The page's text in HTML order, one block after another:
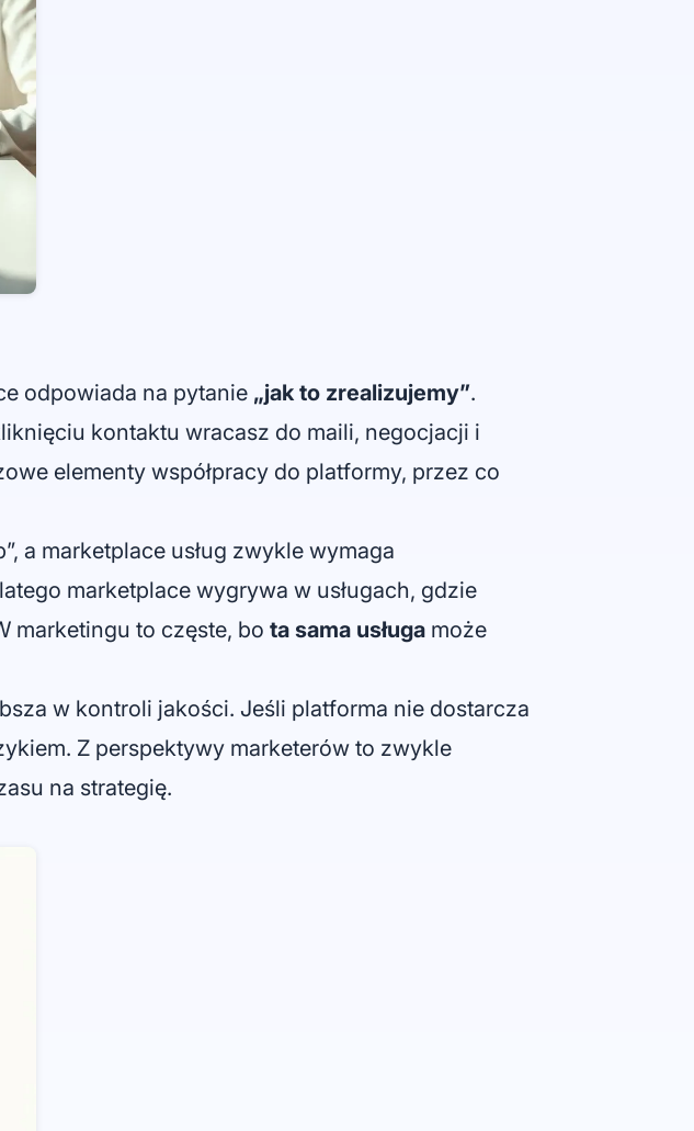
odpowiada na pytanie „jak to zrealizujemy”.
kontaktu wracasz do maili, negocjacji i
elementy współpracy do platformy, przez co
a marketplace usług zwykle wymaga
marketplace wygrywa w usługach, gdzie
marketingu to częste, bo ta sama usługa może
w kontroli jakości. Jeśli platforma nie dostarcza
Z perspektywy marketerów to zwykle
na strategię.